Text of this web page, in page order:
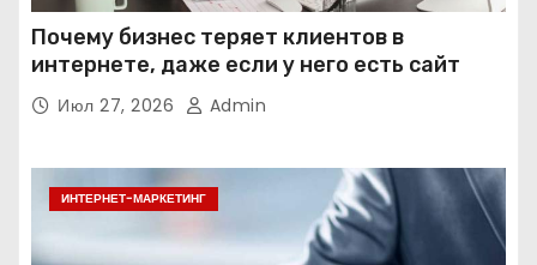
Почему бизнес теряет клиентов в
интернете, даже если у него есть сайт
Июл 27, 2026 Admin
ИНТЕРНЕТ-МАРКЕТИНГ